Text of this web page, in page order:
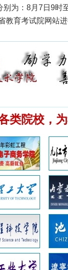
为：8月7日9时
育考试院网站进
院校，